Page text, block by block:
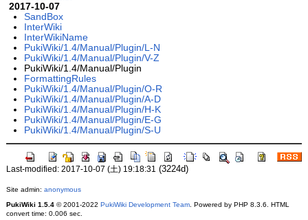
2017-10-07
SandBox
InterWiki
InterWikiName
PukiWiki/1.4/Manual/Plugin/L-N
PukiWiki/1.4/Manual/Plugin/V-Z
PukiWiki/1.4/Manual/Plugin
FormattingRules
PukiWiki/1.4/Manual/Plugin/O-R
PukiWiki/1.4/Manual/Plugin/A-D
PukiWiki/1.4/Manual/Plugin/H-K
PukiWiki/1.4/Manual/Plugin/E-G
PukiWiki/1.4/Manual/Plugin/S-U
Last-modified: 2017-10-07 (土) 19:18:31 (3224d)
Site admin: anonymous
PukiWiki 1.5.4© 2001-2022 PukiWiki Development Team. Powered by PHP 8.3.6. HTML
convert time: 0.006 sec.